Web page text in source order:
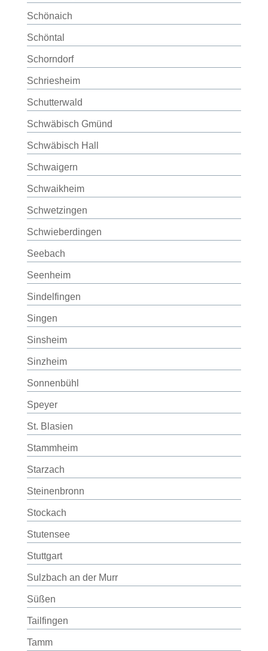
Schönaich
Schöntal
Schorndorf
Schriesheim
Schutterwald
Schwäbisch Gmünd
Schwäbisch Hall
Schwaigern
Schwaikheim
Schwetzingen
Schwieberdingen
Seebach
Seenheim
Sindelfingen
Singen
Sinsheim
Sinzheim
Sonnenbühl
Speyer
St. Blasien
Stammheim
Starzach
Steinenbronn
Stockach
Stutensee
Stuttgart
Sulzbach an der Murr
Süßen
Tailfingen
Tamm